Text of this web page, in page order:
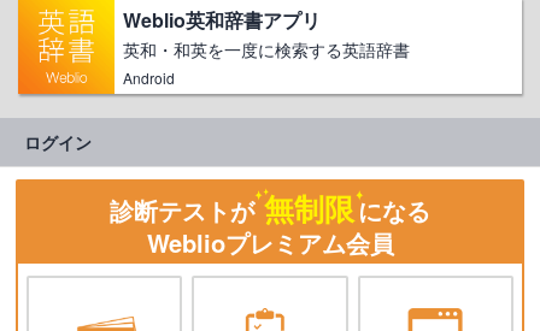
Weblio英和辞書アプリ
英和・和英を一度に検索する英語辞書
Android
ログイン
診断テストが 無制限になる
Weblioプレミアム会員